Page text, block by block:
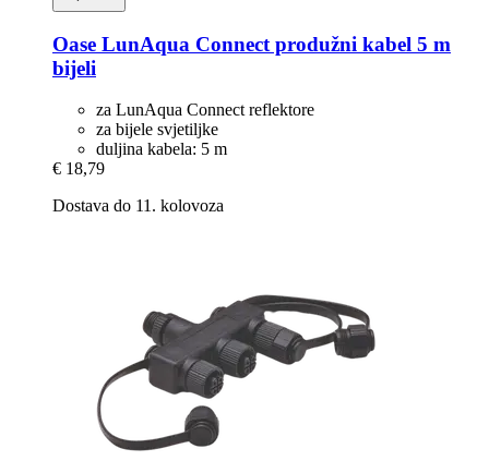
Oase LunAqua Connect produžni kabel 5 m
bijeli
za LunAqua Connect reflektore
za bijele svjetiljke
duljina kabela: 5 m
€ 18,79
Dostava do 11. kolovoza